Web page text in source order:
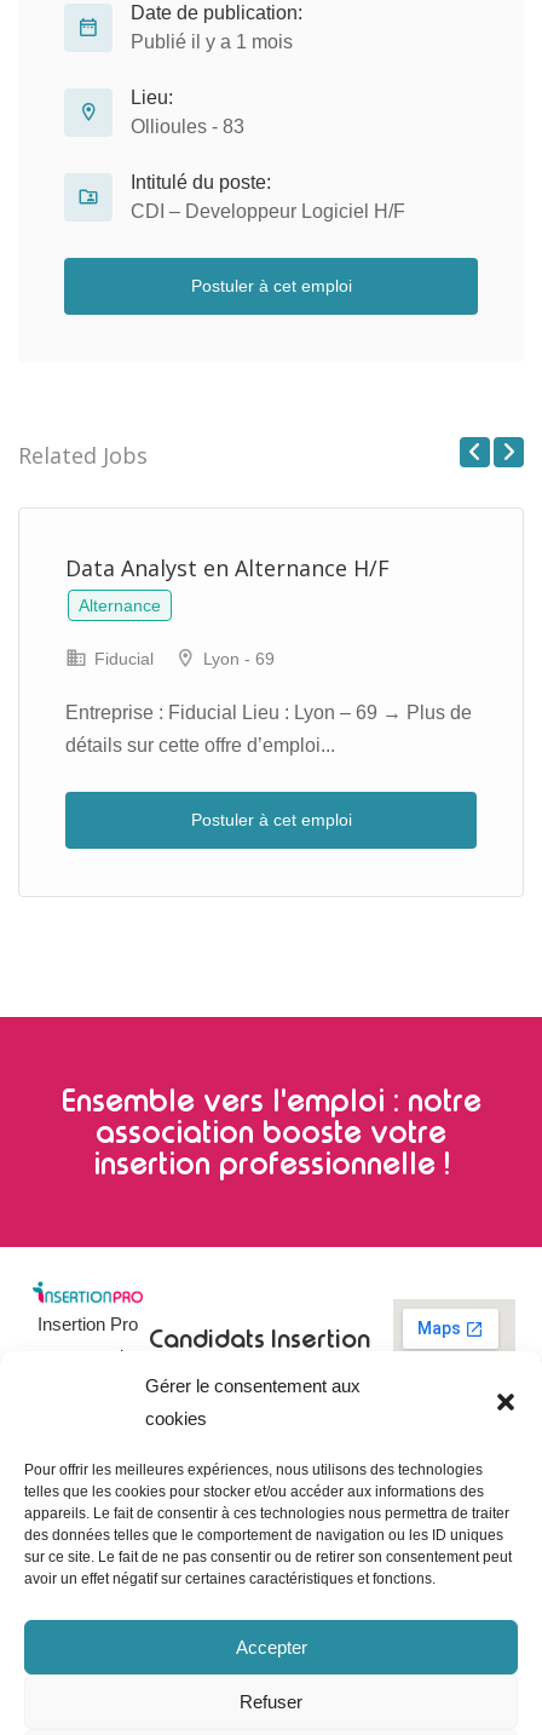
Gérer le consentement aux
cookies
Pour offrir les meilleures expériences, nous utilisons des technologies
telles que les cookies pour stocker et/ou accéder aux informations des
appareils. Le fait de consentir à ces technologies nous permettra de traiter
des données telles que le comportement de navigation ou les ID uniques
sur ce site. Le fait de ne pas consentir ou de retirer son consentement peut
avoir un effet négatif sur certaines caractéristiques et fonctions.
Accepter
Refuser
Date de publication:
Publié il y a 1 mois
Lieu:
Ollioules - 83
Intitulé du poste:
CDI – Developpeur Logiciel H/F
Postuler à cet emploi
Related Jobs
Data Analyst en Alternance H/F
Alternance
Fiducial Lyon - 69
Entreprise : Fiducial Lieu : Lyon – 69 → Plus de
détails sur cette offre d’emploi...
Postuler à cet emploi
Ensemble vers l'emploi : notre
association booste votre
insertion professionnelle !
Insertion Pro
est une action
pour
l’Insertion
Professionnelle ,
dédiée à
l’insertion et
Candidats
emploi
Tableau de
bord du
candidat
Entreprises
Poster une
entreprises
Insertion
09 73 03 78
Contact
CGU
Mentions
légales
confidentialité
Politique de
cookies